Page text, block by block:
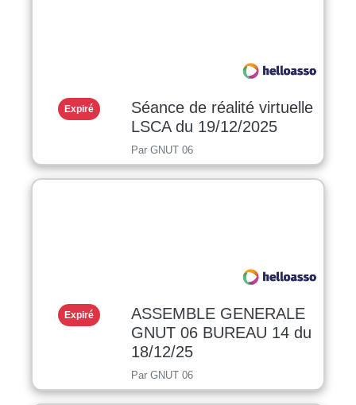
Expiré
Séance de réalité virtuelle
LSCA du 19/12/2025
Par GNUT 06
Expiré
ASSEMBLE GENERALE
GNUT 06 BUREAU 14 du
18/12/25
Par GNUT 06